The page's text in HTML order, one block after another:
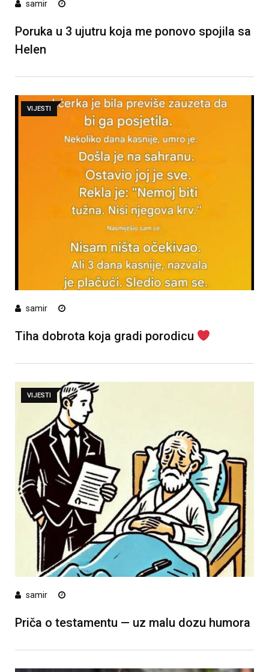
samir
Poruka u 3 ujutru koja me ponovo spojila sa
Helen
VIJESTI
samir
Tiha dobrota koja gradi porodicu
VIJESTI
samir
Priča o testamentu — uz malu dozu humora